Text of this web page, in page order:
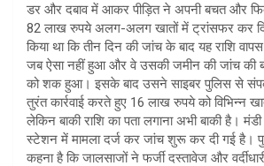
डर और दबाव में आकर पीड़ित ने अपनी बचत और
82 लाख रुपये अलग-अलग खातों में ट्रांसफर कर
किया था कि तीन दिन की जांच के बाद यह राशि
जब ऐसा नहीं हुआ और वे उसकी जमीन की जांच की
को शक हुआ। इसके बाद उसने साइबर पुलिस से
तुरंत कार्रवाई करते हुए 16 लाख रुपये को विभिन्न
लेकिन बाकी राशि का पता लगाना अभी बाकी है।
स्टेशन में मामला दर्ज कर जांच शुरू कर दी गई है।
कहना है कि जालसाजों ने फर्जी दस्तावेज और